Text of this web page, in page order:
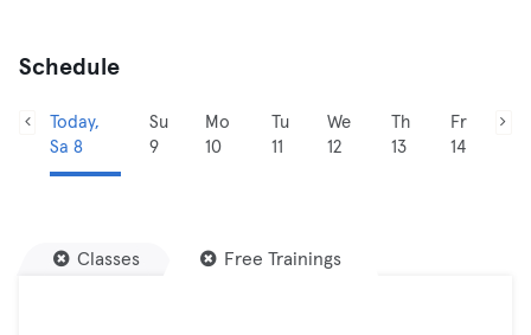
Schedule
Today,
Sa 8
Su
9
Mo
10
Tu
11
We
12
Th
13
Fr
14
Classes Free Trainings